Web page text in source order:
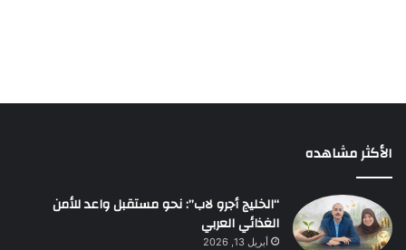
الأكثر مشاهده
“الخليج أجرو لاب”: نحو مستقبل واعد للأمن
الغذائي العربي
أبريل 13, 2026